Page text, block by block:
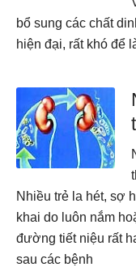
bổ sung các chất
hiện đại, rất khó để
Nhiều trẻ la hét, sợ
khai do luôn nắm
đường tiết niệu rất
sau các bệnh